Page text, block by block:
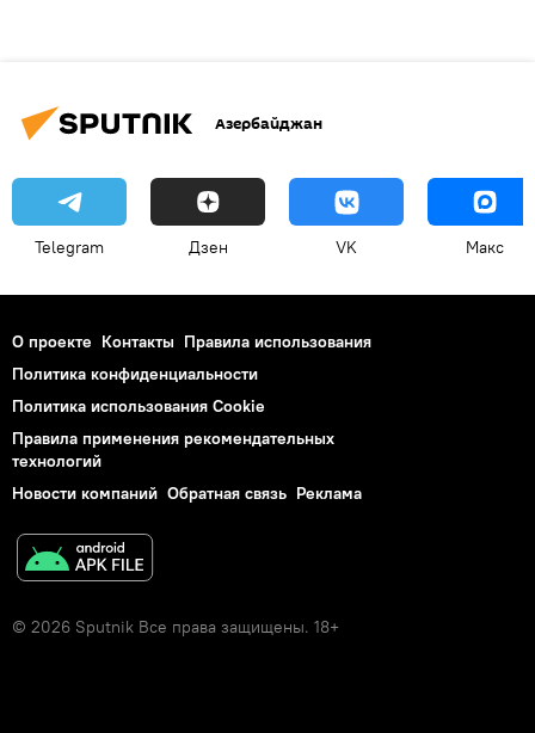
Азербайджан
Telegram Дзен VK Макс
О проекте Контакты Правила использования
Политика конфиденциальности
Политика использования Cookie
Правила применения рекомендательных
технологий
Новости компаний Обратная связь Реклама
© 2026 Sputnik Все права защищены. 18+